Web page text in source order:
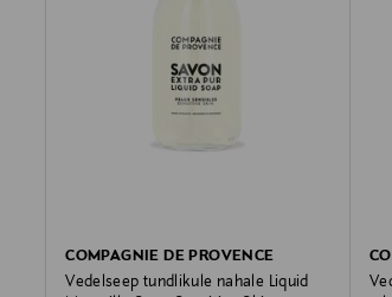
COMPAGNIE DE PROVENCE
Vedelseep tundlikule nahale Liquid